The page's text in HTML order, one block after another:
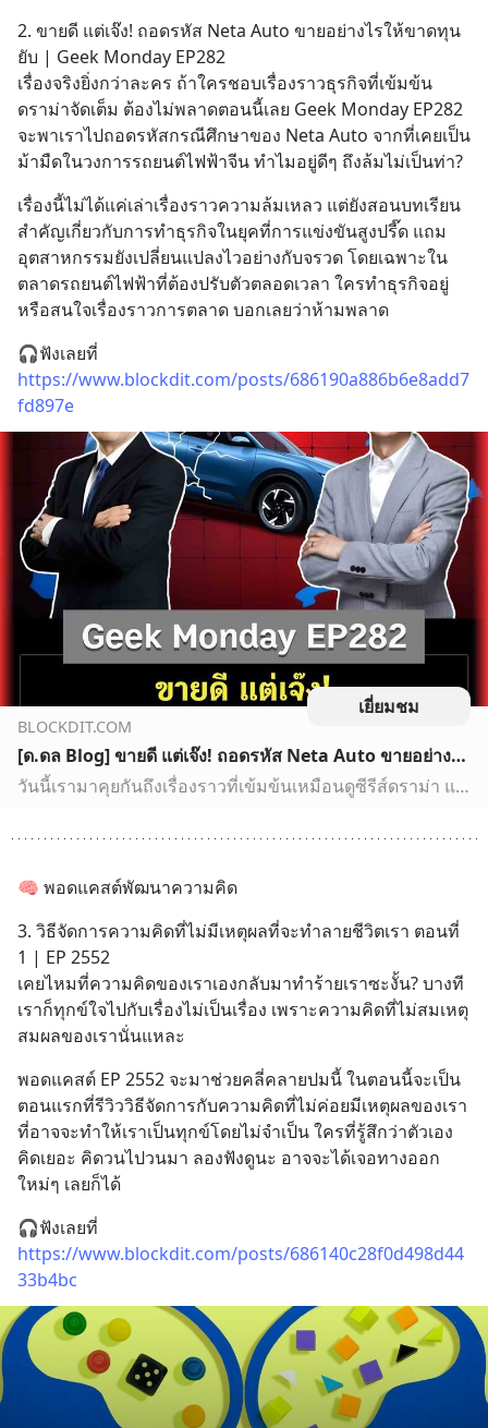
2. ขายดี แต่เจ๊ง! ถอดรหัส Neta Auto ขายอย่างไรให้ขาดทุน
ยับ | Geek Monday EP282
เรื่องจริงยิ่งกว่าละคร ถ้าใครชอบเรื่องราวธุรกิจที่เข้มข้น
ดราม่าจัดเต็ม ต้องไม่พลาดตอนนี้เลย Geek Monday EP282
จะพาเราไปถอดรหัสกรณีศึกษาของ Neta Auto จากที่เคยเป็น
ม้ามืดในวงการรถยนต์ไฟฟ้าจีน ทำไมอยู่ดีๆ ถึงล้มไม่เป็นท่า?
เรื่องนี้ไม่ได้แค่เล่าเรื่องราวความล้มเหลว แต่ยังสอนบทเรียน
สำคัญเกี่ยวกับการทำธุรกิจในยุคที่การแข่งขันสูงปรี๊ด แถม
อุตสาหกรรมยังเปลี่ยนแปลงไวอย่างกับจรวด โดยเฉพาะใน
ตลาดรถยนต์ไฟฟ้าที่ต้องปรับตัวตลอดเวลา ใครทำธุรกิจอยู่
หรือสนใจเรื่องราวการตลาด บอกเลยว่าห้ามพลาด
https://www.blockdit.com/posts/686190a886b6e8add7
fd897e
เยี่ยมชม
BLOCKDIT.COM
[ด.ดล Blog] ขายดี แต่เจ๊ง! ถอดรหัส Neta Auto ขายอย่างไรให้ขาดทุนยับ | Geek Monday EP282 วันนี้เรามาคุยกันถึงเรื่องราวที่เข้มข้นเหมือนดูซีรีส์ดราม่า แต่เป็นเรื่องจริงในโลกธุรกิจ นั่นก็คือเรื่องของ Neta Auto จากที่
วันนี้เรามาคุยกันถึงเรื่องราวที่เข้มข้นเหมือนดูซีรีส์ดราม่า แต่เป็นเรื่องจริงในโลกธุรกิจ นั่นก็คือเรื่องของ Neta Auto จากที่เคยเป็นม้ามืดในตลาดรถยนต์ไฟฟ้าของจีน สู่การล่มสลายที่น่าตกใจ เรื่องนี้สอนอะไรเราหลายอย่างเกี่ยวกับการทำธุรกิจในยุคที่การแข่งขันสูงมากๆ โดยเฉพาะในอุตสาหกรรมที่เปลี่ยนแปลงเร็วอย…
🧠 พอดแคสต์พัฒนาความคิด
3. วิธีจัดการความคิดที่ไม่มีเหตุผลที่จะทำลายชีวิตเรา ตอนที่
1 | EP 2552
เคยไหมที่ความคิดของเราเองกลับมาทำร้ายเราซะงั้น? บางที
เราก็ทุกข์ใจไปกับเรื่องไม่เป็นเรื่อง เพราะความคิดที่ไม่สมเหตุ
สมผลของเรานั่นแหละ
พอดแคสต์ EP 2552 จะมาช่วยคลี่คลายปมนี้ ในตอนนี้จะเป็น
ตอนแรกที่รีวิววิธีจัดการกับความคิดที่ไม่ค่อยมีเหตุผลของเรา
ที่อาจจะทำให้เราเป็นทุกข์โดยไม่จำเป็น ใครที่รู้สึกว่าตัวเอง
คิดเยอะ คิดวนไปวนมา ลองฟังดูนะ อาจจะได้เจอทางออก
ใหม่ๆ เลยก็ได้
https://www.blockdit.com/posts/686140c28f0d498d44
33b4bc